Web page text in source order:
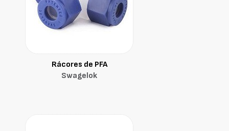
Rácores de PFA
Swagelok